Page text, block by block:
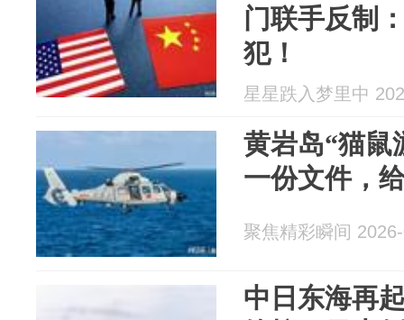
门联手反制
犯！
星星跌入梦里中
黄岩岛“猫鼠
一份文件，
聚焦精彩瞬间
中日东海再